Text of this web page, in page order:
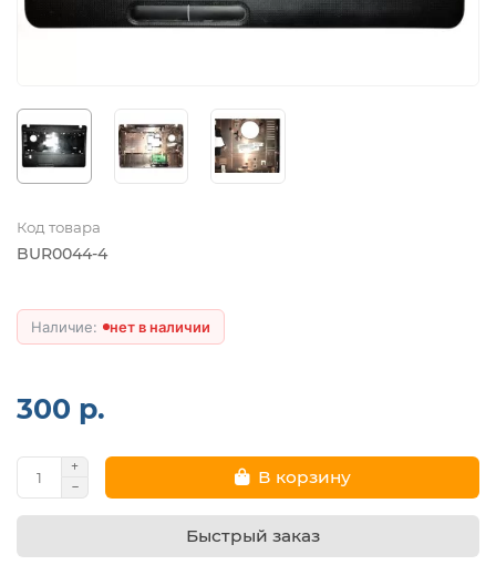
Код товара
BUR0044-4
нет в наличии
300 р.
В корзину
Быстрый заказ